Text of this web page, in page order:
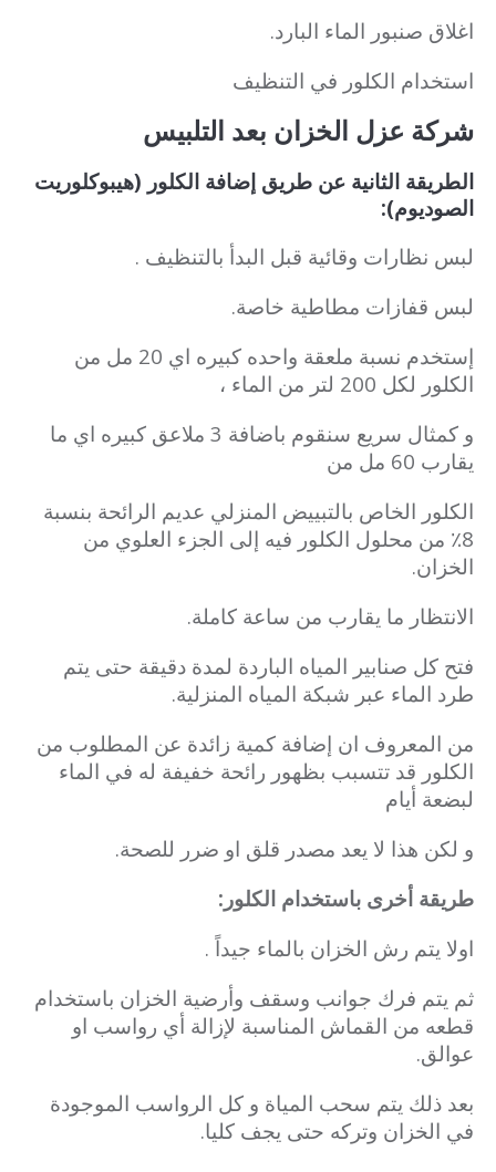
اغلاق صنبور الماء البارد.
استخدام الكلور في التنظيف
شركة عزل الخزان بعد التلبيس
الطريقة الثانية عن طريق إضافة الكلور (هيبوكلوريت
الصوديوم):
لبس نظارات وقائية قبل البدأ بالتنظيف .
لبس قفازات مطاطية خاصة.
إستخدم نسبة ملعقة واحده كبيره اي 20 مل من
الكلور لكل 200 لتر من الماء ،
و كمثال سريع سنقوم باضافة 3 ملاعق كبيره اي ما
يقارب 60 مل من
الكلور الخاص بالتبييض المنزلي عديم الرائحة بنسبة
8٪ من محلول الكلور فيه إلى الجزء العلوي من
الخزان.
الانتظار ما يقارب من ساعة كاملة.
فتح كل صنابير المياه الباردة لمدة دقيقة حتى يتم
طرد الماء عبر شبكة المياه المنزلية.
من المعروف ان إضافة كمية زائدة عن المطلوب من
الكلور قد تتسبب بظهور رائحة خفيفة له في الماء
لبضعة أيام
و لكن هذا لا يعد مصدر قلق او ضرر للصحة.
طريقة أخرى باستخدام الكلور:
اولا يتم رش الخزان بالماء جيداً .
ثم يتم فرك جوانب وسقف وأرضية الخزان باستخدام
قطعه من القماش المناسبة لإزالة أي رواسب او
عوالق.
بعد ذلك يتم سحب المياة و كل الرواسب الموجودة
في الخزان وتركه حتى يجف كليا.